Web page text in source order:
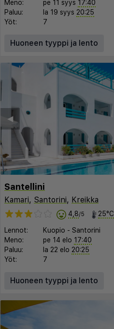
Meno:
pe 11 syys 17:40
Paluu:
la 19 syys 20:25
Yöt:
7
Huoneen tyyppi ja lento
◀︎
Santellini
Kamari, Santorini, Kreikka
4,8/5 25°C
Lennot: Kuopio - Santorini
Meno:
pe 14 elo 17:40
Paluu:
la 22 elo 20:25
Yöt:
7
Huoneen tyyppi ja lento